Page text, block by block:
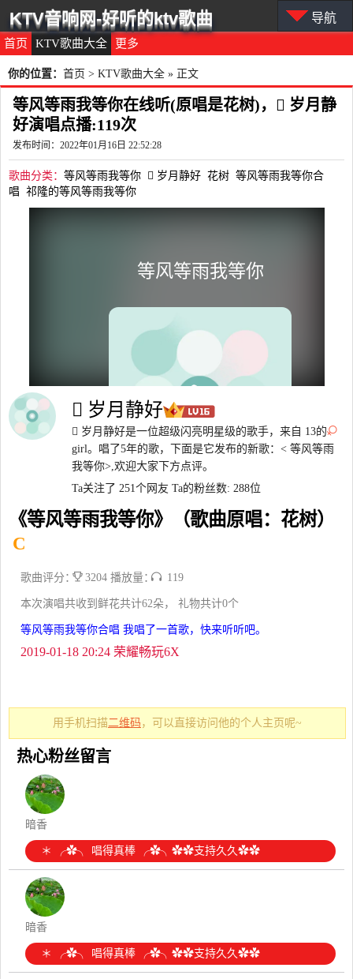
首页 KTV歌曲大全 更多
KTV音响网-好听的ktv歌曲 导航
你的位置： 首页 > KTV歌曲大全 » 正文
等风等雨我等你在线听(原唱是花树)， 岁月静
好演唱点播:119次
发布时间：2022年01月16日 22:52:28
歌曲分类： 等风等雨我等你  岁月静好 花树 等风等雨我等你合
唱 祁隆的等风等雨我等你
 岁月静好
 岁月静好是一位超级闪亮明星级的歌手，来自 13的
girl。唱了5年的歌，下面是它发布的新歌：< 等风等雨
我等你>,欢迎大家下方点评。
Ta关注了 251个网友 Ta的粉丝数: 288位
《等风等雨我等你》（歌曲原唱：花树）
C
歌曲评分： 3204 播放量： 119
本次演唱共收到鲜花共计62朵， 礼物共计0个
等风等雨我等你合唱 我唱了一首歌，快来听听吧。
2019-01-18 20:24 荣耀畅玩6X
用手机扫描二维码 ，可以直接访问他的个人主页呢~
热心粉丝留言
暗香
＊ ╭✿╮ 唱得真棒 ╭✿╮✿✿支持久久✿✿
暗香
＊ ╭✿╮ 唱得真棒 ╭✿╮✿✿支持久久✿✿